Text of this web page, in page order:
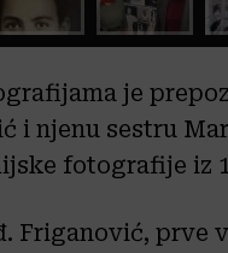
je
i njenu sestru
fotografije iz
Friganović, prve